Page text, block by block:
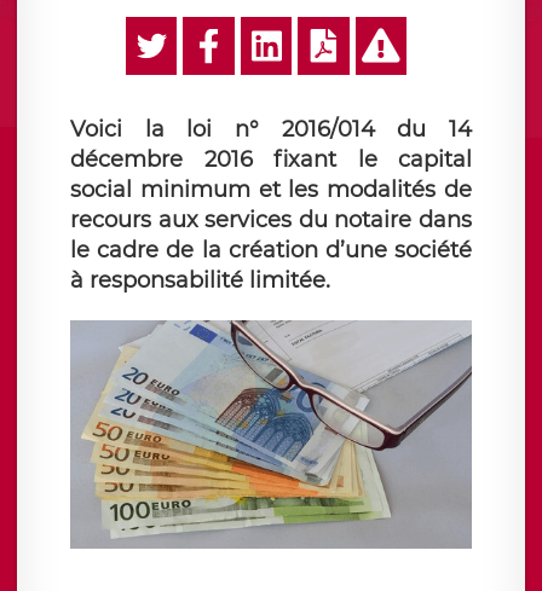
Voici la loi n° 2016/014 du 14
décembre 2016 fixant le capital
social minimum et les modalités de
recours aux services du notaire dans
le cadre de la création d’une société
à responsabilité limitée.